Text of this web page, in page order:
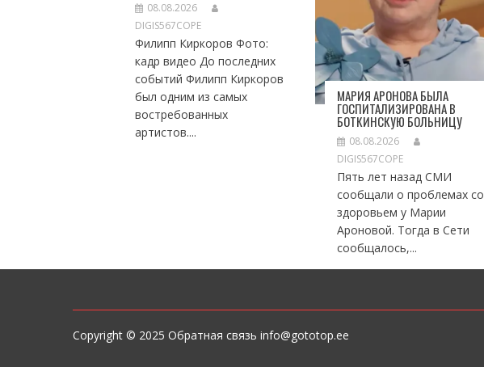
08.08.2026
DIGIS567COPE
Филипп Киркоров Фото:
кадр видео До последних
событий Филипп Киркоров
был одним из самых
востребованных
артистов....
МАРИЯ АРОНОВА БЫЛА
ГОСПИТАЛИЗИРОВАНА В
БОТКИНСКУЮ БОЛЬНИЦУ
08.08.2026
DIGIS567COPE
Пять лет назад СМИ
сообщали о проблемах со
здоровьем у Марии
Ароновой. Тогда в Сети
сообщалось,...
Copyright © 2025 Обратная связь info@gototop.ee